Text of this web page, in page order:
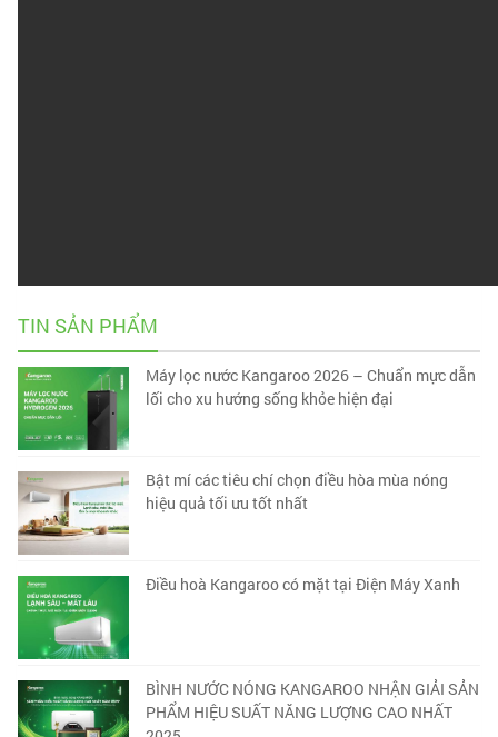
TIN SẢN PHẨM
Máy lọc nước Kangaroo 2026 – Chuẩn mực dẫn
lối cho xu hướng sống khỏe hiện đại
Bật mí các tiêu chí chọn điều hòa mùa nóng
hiệu quả tối ưu tốt nhất
Điều hoà Kangaroo có mặt tại Điện Máy Xanh
BÌNH NƯỚC NÓNG KANGAROO NHẬN GIẢI SẢN
PHẨM HIỆU SUẤT NĂNG LƯỢNG CAO NHẤT